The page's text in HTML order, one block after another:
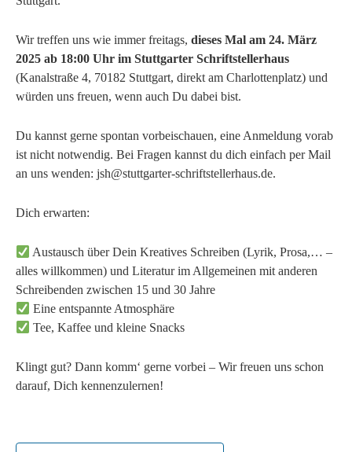
Wir treffen uns wie immer freitags, dieses Mal am 24. März
2025 ab 18:00 Uhr im Stuttgarter Schriftstellerhaus
(Kanalstraße 4, 70182 Stuttgart, direkt am Charlottenplatz) und
würden uns freuen, wenn auch Du dabei bist.
Du kannst gerne spontan vorbeischauen, eine Anmeldung vorab
ist nicht notwendig. Bei Fragen kannst du dich einfach per Mail
an uns wenden: jsh@stuttgarter-schriftstellerhaus.de.
Dich erwarten:
Austausch über Dein Kreatives Schreiben (Lyrik, Prosa,… –
alles willkommen) und Literatur im Allgemeinen mit anderen
Schreibenden zwischen 15 und 30 Jahre
Eine entspannte Atmosphäre
Tee, Kaffee und kleine Snacks
Klingt gut? Dann komm‘ gerne vorbei – Wir freuen uns schon
darauf, Dich kennenzulernen!